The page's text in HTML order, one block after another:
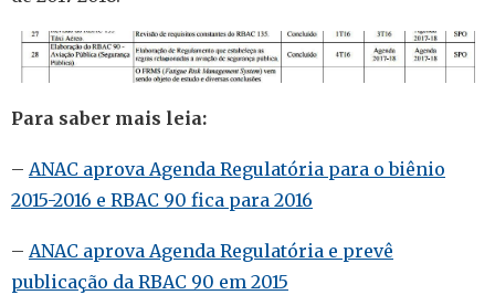
Para saber mais leia:
– ANAC aprova Agenda Regulatória para o biênio
2015-2016 e RBAC 90 fica para 2016
– ANAC aprova Agenda Regulatória e prevê
publicação da RBAC 90 em 2015